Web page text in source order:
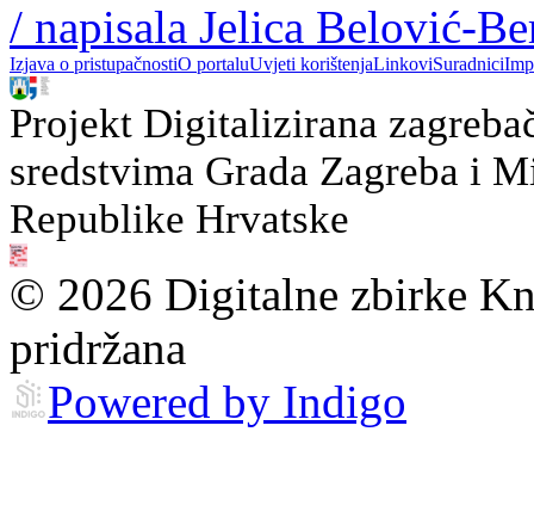
/ napisala Jelica Belović-
Izjava o pristupačnostiO portaluUvjeti korištenjaLinkoviSuradnici
Projekt Digitalizirana
sredstvima Grada Zagreba i
Republike Hrvatske
© 2026 Digitalne zbirke
pridržana
Powered by Indigo